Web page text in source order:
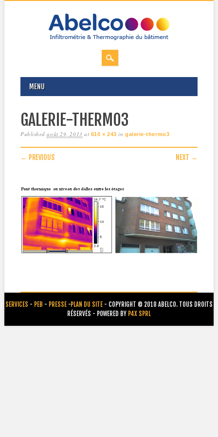
MAIN MENU
MENU
GALERIE-THERMO3
Publishedaoût 29, 2013 at 610 × 243 in galerie-thermo3
← PREVIOUS NEXT →
SERVICES - PEB - PRESSE-PLAN DU SITE- COPYRIGHT © 2018 ABELCO. TOUS DROITS
RÉSERVÉS - POWERED BY P4X SPRL